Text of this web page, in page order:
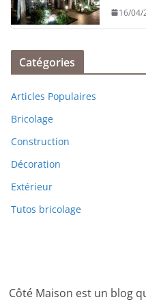
16/04/
Catégories
Articles Populaires
Bricolage
Construction
Décoration
Extérieur
Tutos bricolage
Côté Maison est un blog